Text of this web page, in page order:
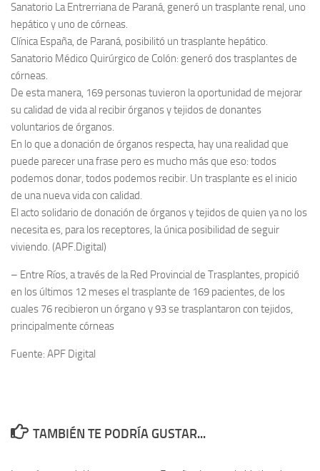
Sanatorio La Entrerriana de Paraná, generó un trasplante renal, uno
hepático y uno de córneas.
Clínica España, de Paraná, posibilitó un trasplante hepático.
Sanatorio Médico Quirúrgico de Colón: generó dos trasplantes de
córneas.
De esta manera, 169 personas tuvieron la oportunidad de mejorar
su calidad de vida al recibir órganos y tejidos de donantes
voluntarios de órganos.
En lo que a donación de órganos respecta, hay una realidad que
puede parecer una frase pero es mucho más que eso: todos
podemos donar, todos podemos recibir. Un trasplante es el inicio
de una nueva vida con calidad.
El acto solidario de donación de órganos y tejidos de quien ya no los
necesita es, para los receptores, la única posibilidad de seguir
viviendo. (APF.Digital)
– Entre Ríos, a través de la Red Provincial de Trasplantes, propició
en los últimos 12 meses el trasplante de 169 pacientes, de los
cuales 76 recibieron un órgano y 93 se trasplantaron con tejidos,
principalmente córneas
Fuente: APF Digital
TAMBIÉN TE PODRÍA GUSTAR...